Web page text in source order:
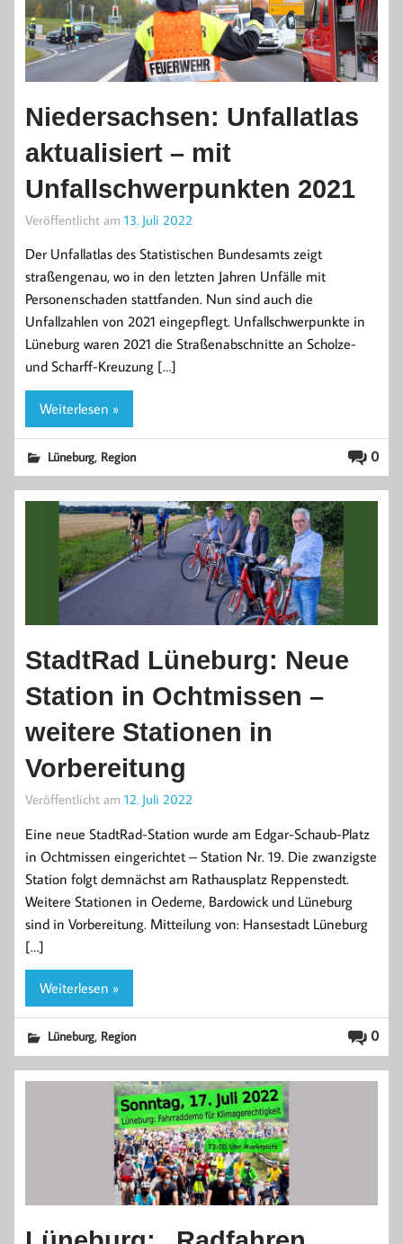
Niedersachsen: Unfallatlas
aktualisiert – mit
Unfallschwerpunkten 2021
Veröffentlicht am 13. Juli 2022
Der Unfallatlas des Statistischen Bundesamts zeigt
straßengenau, wo in den letzten Jahren Unfälle mit
Personenschaden stattfanden. Nun sind auch die
Unfallzahlen von 2021 eingepflegt. Unfallschwerpunkte in
Lüneburg waren 2021 die Straßenabschnitte an Scholze-
und Scharff-Kreuzung […]
Weiterlesen »
0
Lüneburg, Region
StadtRad Lüneburg: Neue
Station in Ochtmissen –
weitere Stationen in
Vorbereitung
Veröffentlicht am 12. Juli 2022
Eine neue StadtRad-Station wurde am Edgar-Schaub-Platz
in Ochtmissen eingerichtet – Station Nr. 19. Die zwanzigste
Station folgt demnächst am Rathausplatz Reppenstedt.
Weitere Stationen in Oedeme, Bardowick und Lüneburg
sind in Vorbereitung. Mitteilung von: Hansestadt Lüneburg
[…]
Weiterlesen »
0
Lüneburg, Region